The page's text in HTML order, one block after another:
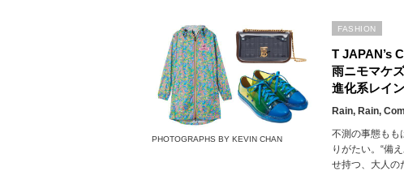
PHOTOGRAPHS BY KEVIN CHAN
T JAPAN’s
雨ニモマケ
進化系レイ
Rain, Rain,
不測の事態もも
りがたい。“備
せ持つ、大人の
FASHION